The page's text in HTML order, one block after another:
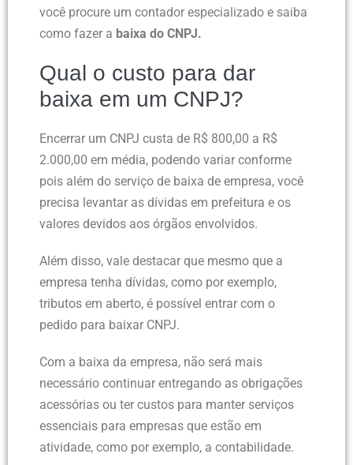
você procure um contador especializado e saiba
como fazer a baixa do CNPJ.
Qual o custo para dar
baixa em um CNPJ?
Encerrar um CNPJ custa de R$ 800,00 a R$
2.000,00 em média, podendo variar conforme
pois além do serviço de baixa de empresa, você
precisa levantar as dívidas em prefeitura e os
valores devidos aos órgãos envolvidos.
Além disso, vale destacar que mesmo que a
empresa tenha dívidas, como por exemplo,
tributos em aberto, é possível entrar com o
pedido para baixar CNPJ.
Com a baixa da empresa, não será mais
necessário continuar entregando as obrigações
acessórias ou ter custos para manter serviços
essenciais para empresas que estão em
atividade, como por exemplo, a contabilidade.